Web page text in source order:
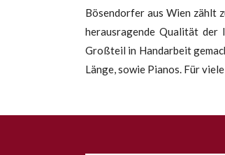
Bösendorfer aus Wien zählt
herausragende Qualität der
Großteil in Handarbeit
Länge, sowie Pianos. Für